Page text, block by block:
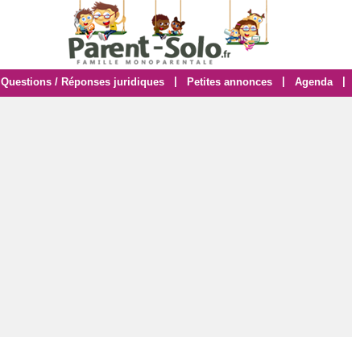
Questions / Réponses juridiques Petites annonces Agenda